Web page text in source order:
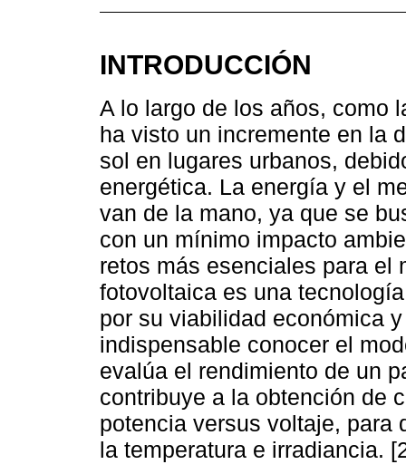
INTRODUCCIÓN
A lo largo de los años, como
ha visto un incremente en la
sol en lugares urbanos,
energética. La energía y el
van de la mano, ya que se
con un mínimo impacto
retos más esenciales para el
fotovoltaica es una
por su viabilidad económica
indispensable conocer el
evalúa el rendimiento de un
contribuye a la obtención de
potencia versus voltaje, para
la temperatura e irradiancia.